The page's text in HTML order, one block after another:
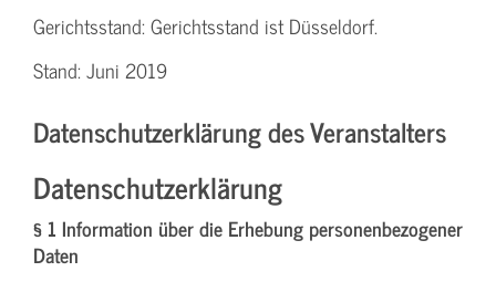
Gerichtsstand: Gerichtsstand ist Düsseldorf.
Stand: Juni 2019
Datenschutzerklärung des Veranstalters
Datenschutzerklärung
§ 1 Information über die Erhebung personenbezogener
Daten